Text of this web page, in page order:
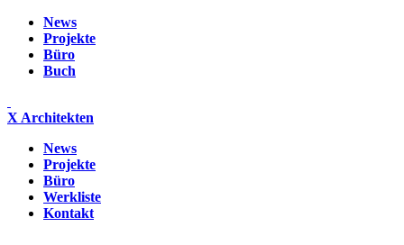
News
Projekte
Büro
Buch
X Architekten
News
Projekte
Büro
Werkliste
Kontakt